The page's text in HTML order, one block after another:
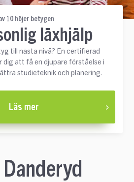
10 höjer betygen
läxhjälp
till nästa nivå? En certifierad
dig att få en djupare förståelse i
studieteknik och planering.
Läs mer